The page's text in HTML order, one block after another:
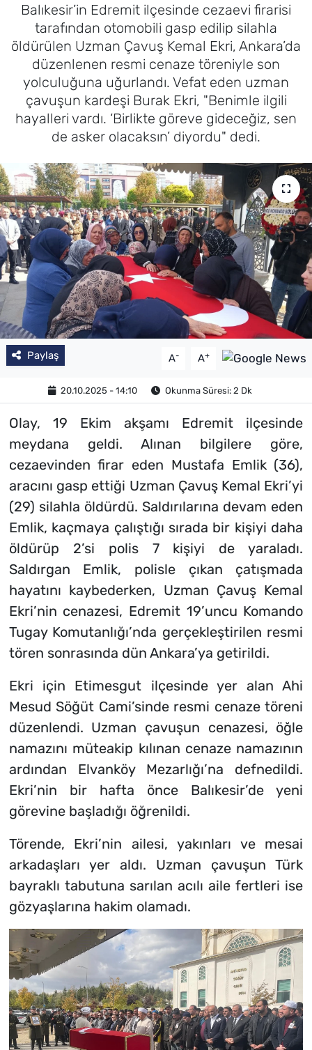
Balıkesir’in Edremit ilçesinde cezaevi firarisi
tarafından otomobili gasp edilip silahla
öldürülen Uzman Çavuş Kemal Ekri, Ankara’da
düzenlenen resmi cenaze töreniyle son
yolculuğuna uğurlandı. Vefat eden uzman
çavuşun kardeşi Burak Ekri, "Benimle ilgili
hayalleri vardı. ‘Birlikte göreve gideceğiz, sen
de asker olacaksın’ diyordu" dedi.
Paylaş A- A+
20.10.2025 - 14:10 Okunma Süresi: 2 Dk
Olay, 19 Ekim akşamı Edremit ilçesinde
meydana geldi. Alınan bilgilere göre,
cezaevinden firar eden Mustafa Emlik (36),
aracını gasp ettiği Uzman Çavuş Kemal Ekri’yi
(29) silahla öldürdü. Saldırılarına devam eden
Emlik, kaçmaya çalıştığı sırada bir kişiyi daha
öldürüp 2’si polis 7 kişiyi de yaraladı.
Saldırgan Emlik, polisle çıkan çatışmada
hayatını kaybederken, Uzman Çavuş Kemal
Ekri’nin cenazesi, Edremit 19’uncu Komando
Tugay Komutanlığı’nda gerçekleştirilen resmi
tören sonrasında dün Ankara’ya getirildi.
Ekri için Etimesgut ilçesinde yer alan Ahi
Mesud Söğüt Cami’sinde resmi cenaze töreni
düzenlendi. Uzman çavuşun cenazesi, öğle
namazını müteakip kılınan cenaze namazının
ardından Elvanköy Mezarlığı’na defnedildi.
Ekri’nin bir hafta önce Balıkesir’de yeni
görevine başladığı öğrenildi.
Törende, Ekri’nin ailesi, yakınları ve mesai
arkadaşları yer aldı. Uzman çavuşun Türk
bayraklı tabutuna sarılan acılı aile fertleri ise
gözyaşlarına hakim olamadı.